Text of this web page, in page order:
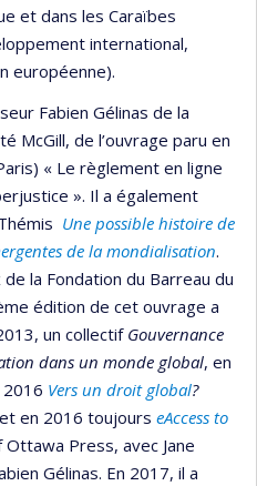
et dans les Caraïbes
international,
européenne).
Fabien Gélinas de la
McGill, de l’ouvrage paru en
« Le règlement en ligne
». Il a également
Une possible histoire de
de la mondialisation.
la Fondation du Barreau du
édition de cet ouvrage a
un collectif Gouvernance
dans un monde global, en
2016 Vers un droit global?
en 2016 toujours eAccess to
Press, avec Jane
Gélinas. En 2017, il a